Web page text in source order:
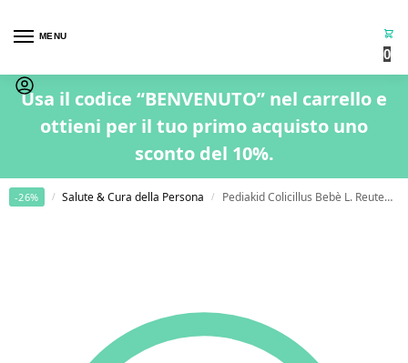
MENU
0
Usa il codice “BENVENUTO” nel carrello e
ottieni per il tuo primo acquisto uno
sconto del 10%.
Home / Salute & Cura della Persona / Pediakid Colicillus Bebè L. Reuteri+ 8ml
-26%